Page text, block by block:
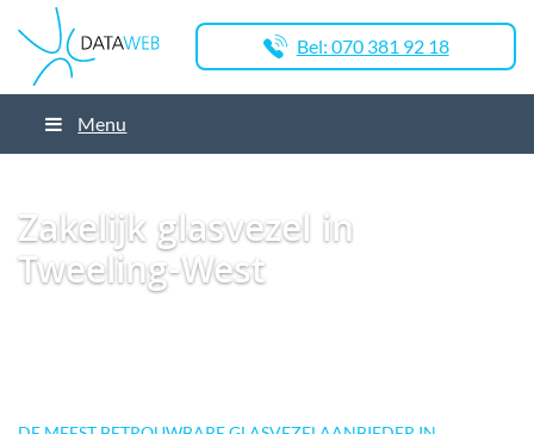
Bel: 070 381 92 18
Menu
Zakelijk glasvezel in
Tweeling-West